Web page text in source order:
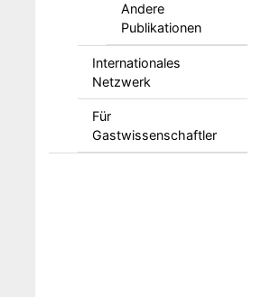
Andere
Publikationen
Internationales
Netzwerk
Für
Gastwissenschaftler